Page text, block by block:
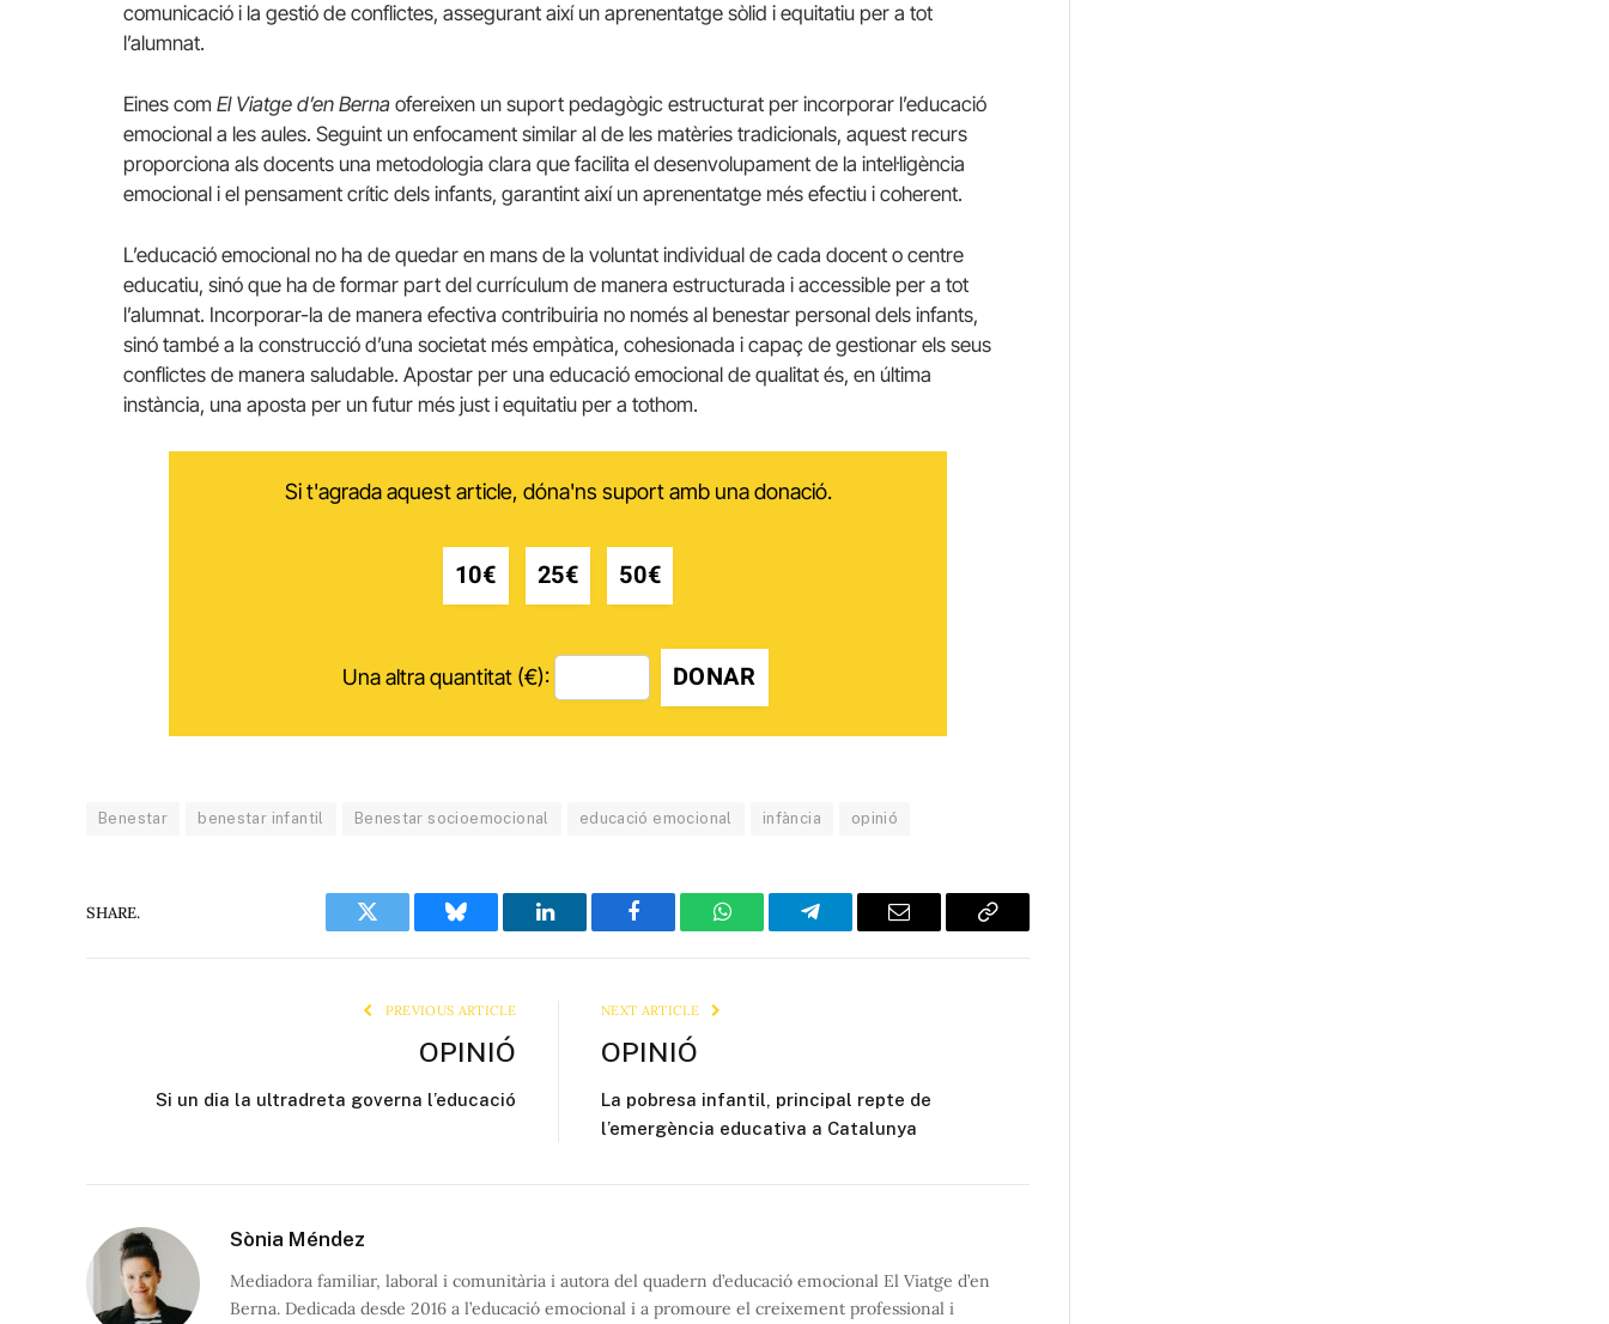
comunicació i la gestió de conflictes, assegurant així un aprenentatge sòlid i equitatiu per a tot
l’alumnat.
Eines com El Viatge d’en Berna ofereixen un suport pedagògic estructurat per incorporar l’educació
emocional a les aules. Seguint un enfocament similar al de les matèries tradicionals, aquest recurs
proporciona als docents una metodologia clara que facilita el desenvolupament de la intel·ligència
emocional i el pensament crític dels infants, garantint així un aprenentatge més efectiu i coherent.
L’educació emocional no ha de quedar en mans de la voluntat individual de cada docent o centre
educatiu, sinó que ha de formar part del currículum de manera estructurada i accessible per a tot
l’alumnat. Incorporar-la de manera efectiva contribuiria no només al benestar personal dels infants,
sinó també a la construcció d’una societat més empàtica, cohesionada i capaç de gestionar els seus
conflictes de manera saludable. Apostar per una educació emocional de qualitat és, en última
instància, una aposta per un futur més just i equitatiu per a tothom.
Si t'agrada aquest article, dóna'ns suport amb una donació.
10€ 25€ 50€
Una altra quantitat (€): DONAR
Benestar benestar infantil Benestar socioemocional educació emocional infància opinió
SHARE.
Twitter Bluesky LinkedIn Facebook WhatsAppTelegram Email
Copy
PREVIOUS ARTICLE
OPINIÓ
Si un dia la ultradreta governa l’educació
NEXT ARTICLE
OPINIÓ
La pobresa infantil, principal repte de
l’emergència educativa a Catalunya
Sònia Méndez
Mediadora familiar, laboral i comunitària i autora del quadern d’educació emocional El Viatge d’en
Berna. Dedicada desde 2016 a l’educació emocional i a promoure el creixement professional i